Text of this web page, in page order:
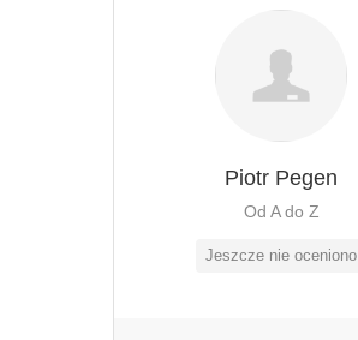
Piotr Pegen
Od A do Z
Jeszcze nie oceniono